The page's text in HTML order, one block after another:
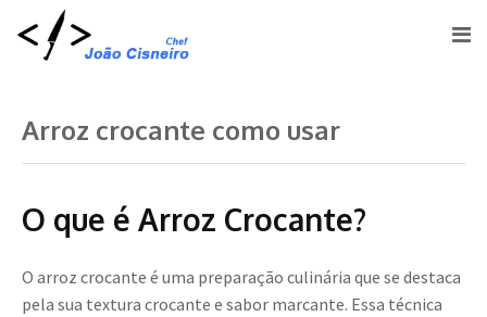
Arroz crocante como usar
O que é Arroz Crocante?
O arroz crocante é uma preparação culinária que se destaca
pela sua textura crocante e sabor marcante. Essa técnica